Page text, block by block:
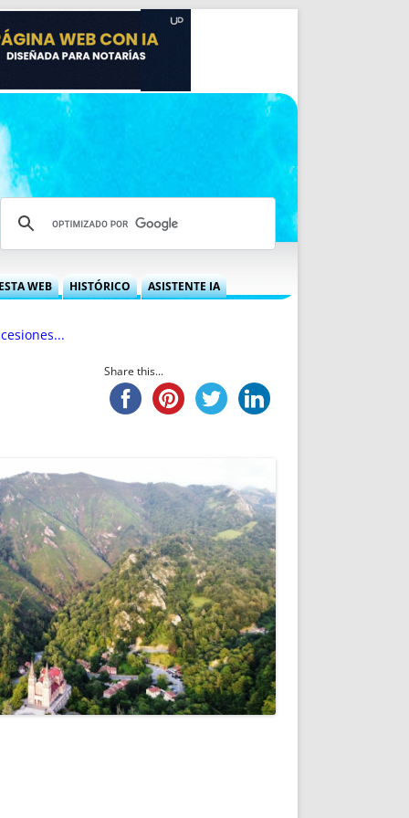
WEB
IDEARIO WEB
PREMIO NYR
POLÍTICA DE PRIVACIDAD
AVISO LEGAL
REPORTAR INCIDENCIA
LOGOTIPO
ENTREVISTAS
SONRISA
ENVÍA CORREO
CANALES DE VÍDEO
HISTÓRICO ASISTENTE IA
Share this...